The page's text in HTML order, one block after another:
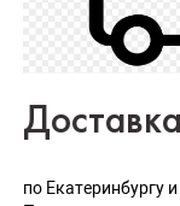
Доставка
по Екатеринбургу